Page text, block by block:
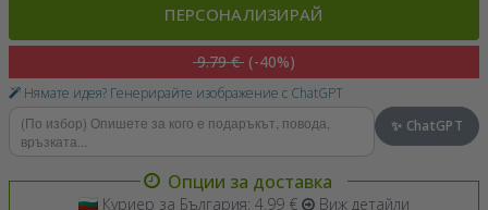
ПЕРСОНАЛИЗИРАЙ
9.79 € (-40%)
Нямате идея? Генерирайте изображение с ChatGPT
✨ ChatGPT
Опции за доставка
Куриер за България: 4.99 € Виж детайли